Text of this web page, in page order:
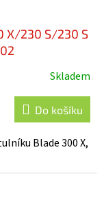
X/230 S/230 S
Skladem
Do košíku
Blade 300 X,